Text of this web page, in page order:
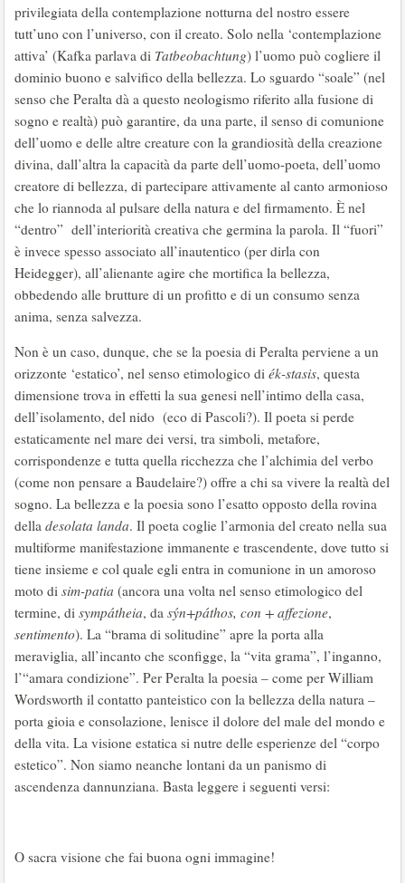
privilegiata della contemplazione notturna del nostro essere
tutt’uno con l’universo, con il creato. Solo nella ‘contemplazione
attiva’ (Kafka parlava di Tatbeobachtung) l’uomo può cogliere il
dominio buono e salvifico della bellezza. Lo sguardo “soale” (nel
senso che Peralta dà a questo neologismo riferito alla fusione di
sogno e realtà) può garantire, da una parte, il senso di comunione
dell’uomo e delle altre creature con la grandiosità della creazione
divina, dall’altra la capacità da parte dell’uomo-poeta, dell’uomo
creatore di bellezza, di partecipare attivamente al canto armonioso
che lo riannoda al pulsare della natura e del firmamento. È nel
“dentro” dell’interiorità creativa che germina la parola. Il “fuori”
è invece spesso associato all’inautentico (per dirla con
Heidegger), all’alienante agire che mortifica la bellezza,
obbedendo alle brutture di un profitto e di un consumo senza
anima, senza salvezza.
Non è un caso, dunque, che se la poesia di Peralta perviene a un
orizzonte ‘estatico’, nel senso etimologico di ék-stasis, questa
dimensione trova in effetti la sua genesi nell’intimo della casa,
dell’isolamento, del nido (eco di Pascoli?). Il poeta si perde
estaticamente nel mare dei versi, tra simboli, metafore,
corrispondenze e tutta quella ricchezza che l’alchimia del verbo
(come non pensare a Baudelaire?) offre a chi sa vivere la realtà del
sogno. La bellezza e la poesia sono l’esatto opposto della rovina
della desolata landa. Il poeta coglie l’armonia del creato nella sua
multiforme manifestazione immanente e trascendente, dove tutto si
tiene insieme e col quale egli entra in comunione in un amoroso
moto di sim-patia (ancora una volta nel senso etimologico del
termine, di sympátheia, da sýn+páthos, con + affezione,
sentimento). La “brama di solitudine” apre la porta alla
meraviglia, all’incanto che sconfigge, la “vita grama”, l’inganno,
l’“amara condizione”. Per Peralta la poesia – come per William
Wordsworth il contatto panteistico con la bellezza della natura –
porta gioia e consolazione, lenisce il dolore del male del mondo e
della vita. La visione estatica si nutre delle esperienze del “corpo
estetico”. Non siamo neanche lontani da un panismo di
ascendenza dannunziana. Basta leggere i seguenti versi:
O sacra visione che fai buona ogni immagine!